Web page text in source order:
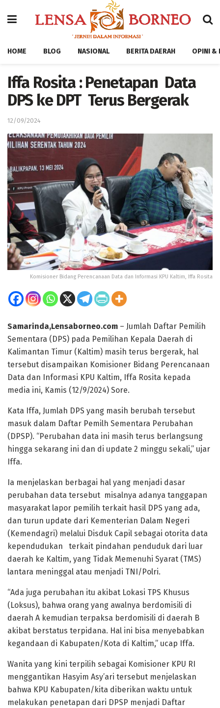
HOME BLOG NASIONAL BERITA DAERAH OPINI &
Iffa Rosita : Penetapan Data
DPS ke DPT Terus Bergerak
12/09/2024
Komisioner Bidang Perencanaan Data dan Informasi KPU Kaltim, Iffa Rosita
Samarinda,Lensaborneo.com – Jumlah Daftar Pemilih
Sementara (DPS) pada Pemilihan Kepala Daerah di
Kalimantan Timur (Kaltim) masih terus bergerak, hal
tersebut disampaikan Komisioner Bidang Perencanaan
Data dan Informasi KPU Kaltim, Iffa Rosita kepada
media ini, Kamis (12/9/2024) Sore.
Kata Iffa, Jumlah DPS yang masih berubah tersebut
masuk dalam Daftar Pemilh Sementara Perubahan
(DPSP). “Perubahan data ini masih terus berlangsung
hingga sekarang ini dan di update 2 minggu sekali,” ujar
Iffa.
Ia menjelaskan berbagai hal yang menjadi dasar
perubahan data tersebut misalnya adanya tanggapan
masyarakat lapor pemilih terkait hasil DPS yang ada,
dan turun update dari Kementerian Dalam Negeri
(Kemendagri) melalui Disduk Capil sebagai otorita data
kependudukan terkait pindahan penduduk dari luar
daerah ke Kaltim, yang Tidak Memenuhi Syarat (TMS)
lantara meninggal atau menjadi TNI/Polri.
“Ada juga perubahan itu akibat Lokasi TPS Khusus
(Loksus), bahwa orang yang awalnya berdomisili di
daerah A kemudian terpaksa berdomisili di daerah B
akibat berstatus terpidana. Hal ini bisa menyebabkan
kegandaan di Kabupaten/Kota di Kaltim,” ucap Iffa.
Wanita yang kini terpilih sebagai Komisioner KPU RI
menggantikan Hasyim Asy’ari tersebut menjelaskan
bahwa KPU Kabupaten/kita diberikan waktu untuk
melakukan penetapan dari DPSP menjadi Daftar